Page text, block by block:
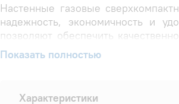
Настенные газовые
надежность, экономичность и
позволяют обеспечить
жизнь для всей семьи.
Суперкомпактность:
Показать полностью
Характеристики